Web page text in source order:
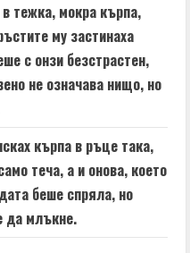
тежка, мокра кърпа,
му застинаха
с онзи безстрастен,
не означава нищо, но
кърпа в ръце така,
теча, а и онова, което
беше спряла, но
да млъкне.